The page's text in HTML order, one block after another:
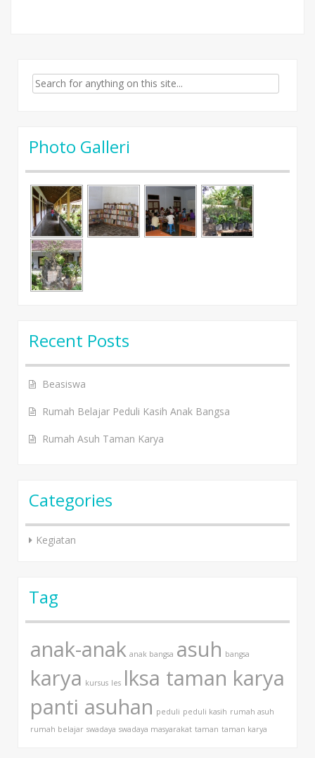
Search for:
Photo Galleri
Recent Posts
Beasiswa
Rumah Belajar Peduli Kasih Anak Bangsa
Rumah Asuh Taman Karya
Categories
Kegiatan
Tag
anak-anak anak bangsa asuh bangsa
karya kursus les lksa taman karya
panti asuhan peduli peduli kasih rumah asuh
rumah belajar swadaya swadaya masyarakat taman taman karya